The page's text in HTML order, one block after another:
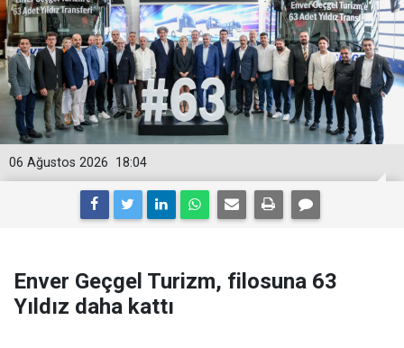
18:04
06 Ağustos 2026
Enver Geçgel Turizm, filosuna 63
Yıldız daha kattı